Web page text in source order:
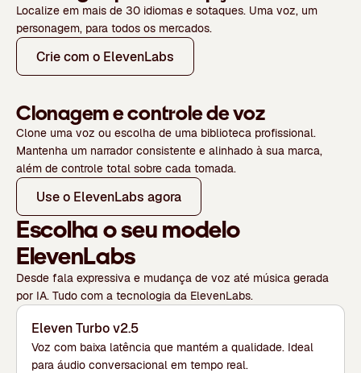
Localize em mais de 30 idiomas e sotaques. Uma voz, um
personagem, para todos os mercados.
Crie com o ElevenLabs
Clonagem e controle de voz
Clone uma voz ou escolha de uma biblioteca profissional.
Mantenha um narrador consistente e alinhado à sua marca,
além de controle total sobre cada tomada.
Use o ElevenLabs agora
Escolha o seu modelo
ElevenLabs
Desde fala expressiva e mudança de voz até música gerada
por IA. Tudo com a tecnologia da ElevenLabs.
Eleven Turbo v2.5
Voz com baixa latência que mantém a qualidade. Ideal
para áudio conversacional em tempo real.